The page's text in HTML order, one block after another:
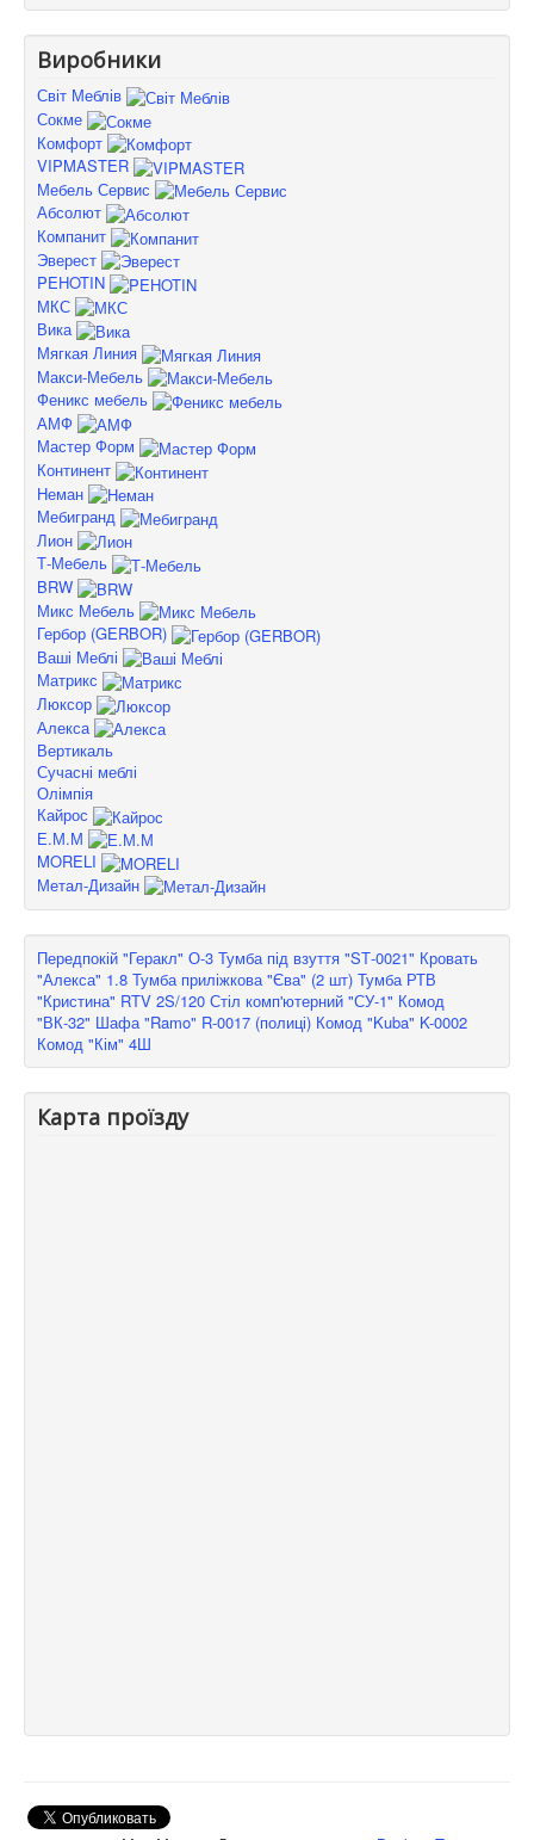
Виробники
Світ Меблів
Сокме
Комфорт
VIPMASTER
Мебель Сервис
Абсолют
Компанит
Эверест
PEHOTIN
МКС
Вика
Мягкая Линия
Макси-Мебель
Феникс мебель
АМФ
Мастер Форм
Континент
Неман
Мебигранд
Лион
Т-Мебель
BRW
Микс Мебель
Гербор (GERBOR)
Ваші Меблі
Матрикс
Люксор
Алекса
Вертикаль
Сучасні меблі
Олімпія
Кайрос
Е.М.М
MORELI
Метал-Дизайн
Передпокій "Геракл" О-3 Тумба під взуття "SТ-0021" Кровать
"Алекса" 1.8 Тумба приліжкова "Єва" (2 шт) Тумба РТВ
"Кристина" RTV 2S/120 Стіл комп'ютерний "СУ-1" Комод
"ВК-32" Шафа "Ramo" R-0017 (полиці) Комод "Kuba" K-0002
Комод "Кім" 4Ш
Карта проїзду